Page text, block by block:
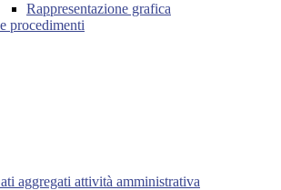
Rappresentazione grafica
procedimenti
aggregati attività amministrativa